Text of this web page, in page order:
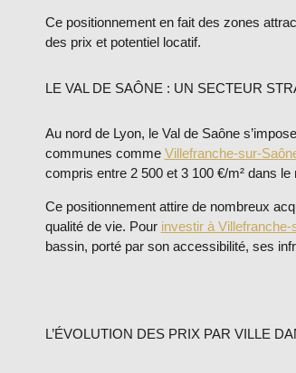
Ce positionnement en fait des zones
des prix et potentiel locatif.
LE VAL DE SAÔNE : UN SECTEUR
Au nord de Lyon, le Val de Saône
communes comme Villefranche-sur-
compris entre 2 500 et 3 100 €/m²dans le
Ce positionnement attire de nombreux
qualité de vie. Pour investir à Villefranche-
bassin, porté par son accessibilité, ses
L’ÉVOLUTION DES PRIX PAR VILLE